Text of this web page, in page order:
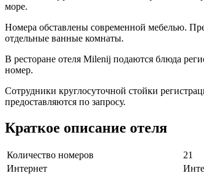
море.
Номера обставлены современной мебелью.
отдельные ванные комнаты.
В ресторане отеля Milenij подаются блюда
номер.
Сотрудники круглосуточной стойки
предоставляются по запросу.
Краткое описание отеля
Количество номеров
21
Интернет